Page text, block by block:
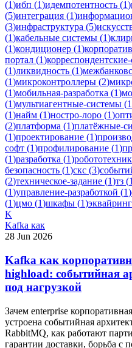
(1)ибп (1)идемпотентность (1)
(5)интеграция (1)
(3)инфраструктура (5)
(1)кабельные системы (1)
(1)кондиционер (1)
портал (1)корреспондентские-
(1)ликвидность (1)
(1)микроконтроллеры (2)
(1)мобильная-разработка (1)
(1)мультиагентные-системы (1
(1)найм (1)ностро-лоро (1)
(2)платформа (1)платёжные-
(1)проектирование (1)
софт (1)профилирование (1)
(1)разработка (1)
безопасность (1)скс (3)
(2)техническое-задание (1)тз (1
(1)управление-разработкой (1)
(1)цмо (1)шкафы (1)эквайринг
K
Kafka как
28 Jun 2026
Kafka как
highload: событийная
под нагрузкой
Зачем enterprise
устроена событийная
RabbitMQ, как работают
гарантии доставки, борьба с